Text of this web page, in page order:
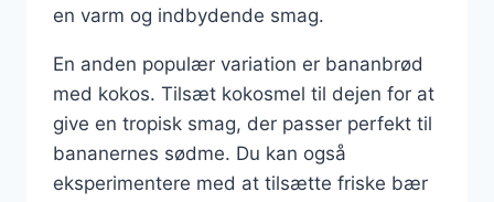
en varm og indbydende smag.
En anden populær variation er bananbrød
med kokos. Tilsæt kokosmel til dejen for at
give en tropisk smag, der passer perfekt til
bananernes sødme. Du kan også
eksperimentere med at tilsætte friske bær